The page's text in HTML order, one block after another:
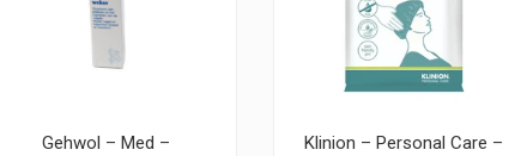
Gehwol – Med –
Klinion – Personal Care –